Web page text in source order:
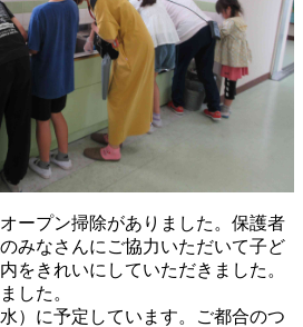
ープン掃除がありました。保護者
みなさんにご協力いただいて子ど
をきれいにしていただきました。
した。
）に予定しています。ご都合のつ